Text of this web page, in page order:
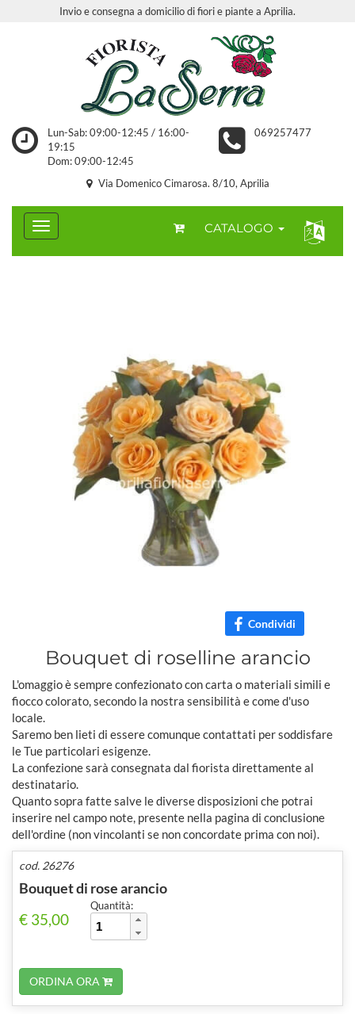
Invio e consegna a domicilio di fiori e piante a Aprilia.
Lun-Sab: 09:00-12:45 / 16:00-
19:15
Dom: 09:00-12:45
069257477
Via Domenico Cimarosa. 8/10, Aprilia
CATALOGO
Condividi
Bouquet di roselline arancio
L'omaggio è sempre confezionato con carta o materiali simili e
fiocco colorato, secondo la nostra sensibilità e come d'uso
locale.
Saremo ben lieti di essere comunque contattati per soddisfare
le Tue particolari esigenze.
La confezione sarà consegnata dal fiorista direttamente al
destinatario.
Quanto sopra fatte salve le diverse disposizioni che potrai
inserire nel campo note, presente nella pagina di conclusione
dell'ordine (non vincolanti se non concordate prima con noi).
cod. 26276
Bouquet di rose arancio
€ 35,00
Quantità:
ORDINA ORA